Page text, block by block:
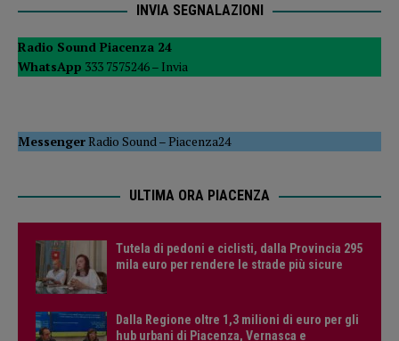
INVIA SEGNALAZIONI
Radio Sound Piacenza 24
WhatsApp 333 7575246 – Invia
MessengerRadio Sound –Piacenza24
ULTIMA ORA PIACENZA
Tutela di pedoni e ciclisti, dalla Provincia 295
mila euro per rendere le strade più sicure
Dalla Regione oltre 1,3 milioni di euro per gli
hub urbani di Piacenza, Vernasca e